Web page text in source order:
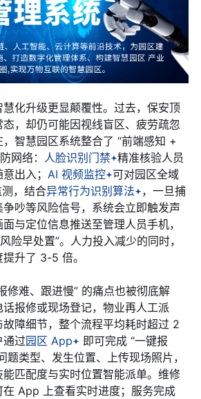
慧化升级更显颠覆性。过去，保安顶
，却仍可能因视线盲区、疲劳疏忽
智慧园区系统整合了 “前端感知 +
网络：
人脸识别门禁 精准核验人员
出入； AI 视频监控 可对园区全域
，结合异常行为识别算法
，一旦捕
吵等风险信号，系统会立即触发声
与定位信息推送至管理人员手机，
险早处置”。人力投入减少的同时，
升了 3-5 倍。
修难、跟进慢” 的痛点也被彻底解
报修或现场登记，物业再人工派
障细节，整个流程平均耗时超过 2
通过园区 App
即可完成 “一键报
题类型、发生位置、上传现场照片，
匹配度与实时位置智能派单。维修
在 App 上查看实时进度；服务完成